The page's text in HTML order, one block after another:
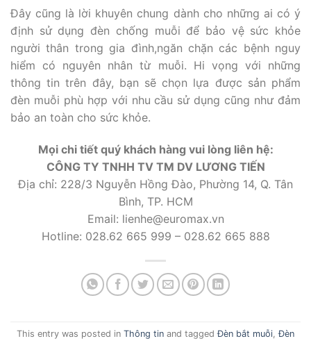
Đây cũng là lời khuyên chung dành cho những ai có ý
định sử dụng đèn chống muỗi để bảo vệ sức khỏe
người thân trong gia đình,ngăn chặn các bệnh nguy
hiểm có nguyên nhân từ muỗi. Hi vọng với những
thông tin trên đây, bạn sẽ chọn lựa được sản phẩm
đèn muỗi phù hợp với nhu cầu sử dụng cũng như đảm
bảo an toàn cho sức khỏe.
Mọi chi tiết quý khách hàng vui lòng liên hệ:
CÔNG TY TNHH TV TM DV LƯƠNG TIẾN
Địa chỉ: 228/3 Nguyễn Hồng Đào, Phường 14, Q. Tân
Bình, TP. HCM
Email: lienhe@euromax.vn
Hotline: 028.62 665 999 – 028.62 665 888
This entry was posted in Thông tin and taggedĐèn bắt muỗi ,Đèn